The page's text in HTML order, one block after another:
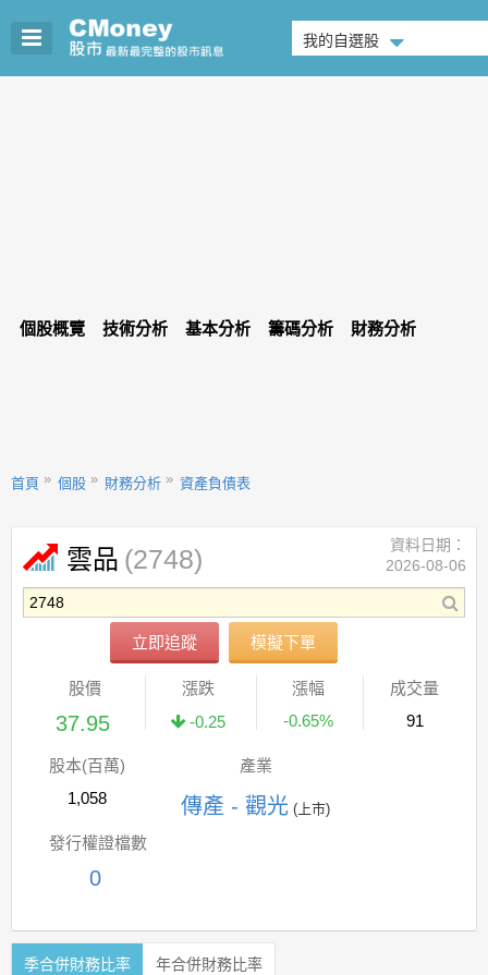
我的自選股
個股概覽 技術分析 基本分析 籌碼分析 財務分析
首頁 個股 財務分析 資產負債表
雲品 (2748)
立即追蹤 模擬下單
資料日期：
2026-08-06
股價
37.95
漲跌
-0.25
漲幅
-0.65%
成交量
91
股本(百萬)
1,058
產業
傳產 - 觀光 (上市)
發行權證檔數
0
季合併財務比率 年合併財務比率